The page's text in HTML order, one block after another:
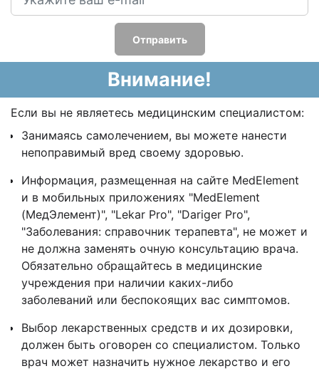
Отправить
Внимание!
Если вы не являетесь медицинским специалистом:
Занимаясь самолечением, вы можете нанести
непоправимый вред своему здоровью.
Информация, размещенная на сайте MedElement
и в мобильных приложениях "MedElement
(МедЭлемент)", "Lekar Pro", "Dariger Pro",
"Заболевания: справочник терапевта", не может и
не должна заменять очную консультацию врача.
Обязательно обращайтесь в медицинские
учреждения при наличии каких-либо
заболеваний или беспокоящих вас симптомов.
Выбор лекарственных средств и их дозировки,
должен быть оговорен со специалистом. Только
врач может назначить нужное лекарство и его